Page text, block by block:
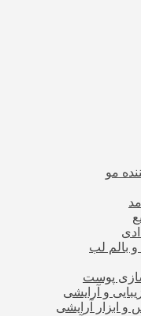
مو
و بالم لب
پوست
و آرایشی
و ابزار آرایشی